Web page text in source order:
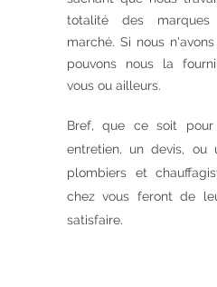
totalité des
marché. Si nous
pouvons nous la
vous ou ailleurs.
Bref, que ce soit pour
entretien, un devis, ou
plombiers et
chez vous feront de
satisfaire.